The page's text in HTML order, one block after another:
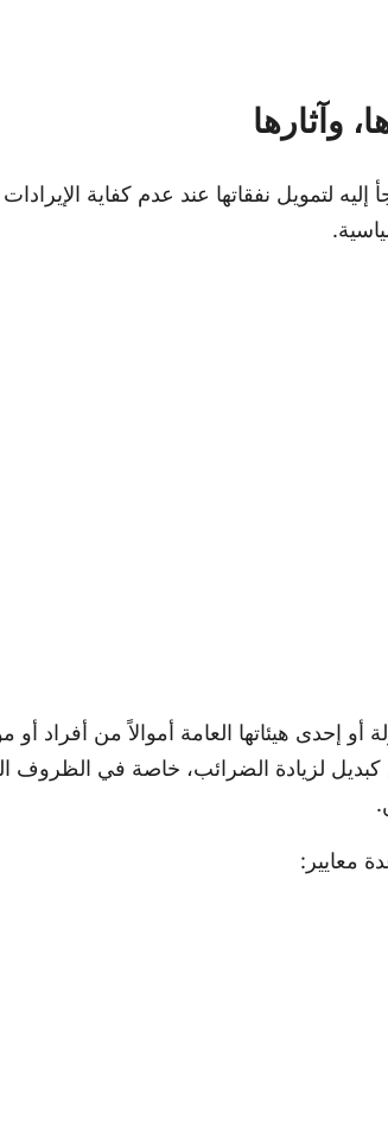
وآثارها
لتمويل نفقاتها عند عدم كفاية
أو إحدى هيئاتها العامة أموالاً من أفراد
لزيادة الضرائب، خاصة في الظروف
معايير: